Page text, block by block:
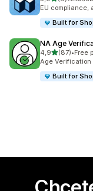
Celkový počet
EU compliance,
Built for
NA Age
4,9z 5 hvězd
(87)
Celkový počet
•Free
Age Verification
Built for